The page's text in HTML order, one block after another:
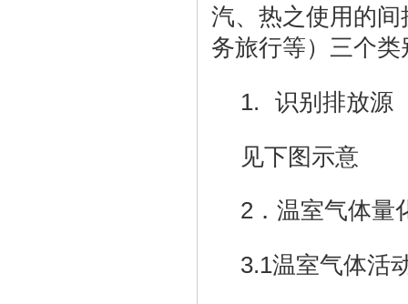
汽、热之使用的
务旅行等）三个类
1. 识别排放源
见下图示意
2 ．温室气体量
3.1温室气体活